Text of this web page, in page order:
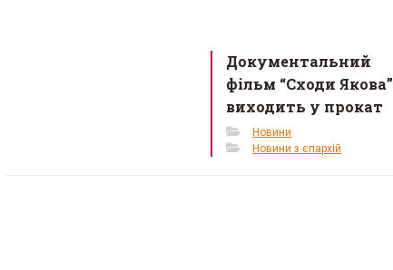
Документальний
фільм “Сходи Якова”
виходить у прокат
Новини
Новини з єпархій